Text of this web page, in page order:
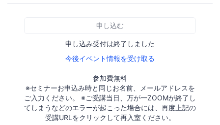
申し込む
申し込み受付は終了しました
今後イベント情報を受け取る
参加費無料
※セミナーお申込み時と同じお名前、メールアドレスを
ご入力ください。 ※ご受講当日、万が一ZOOMが終了し
てしまうなどのエラーが起こった場合には、再度上記の
受講URLをクリックして再入室ください。